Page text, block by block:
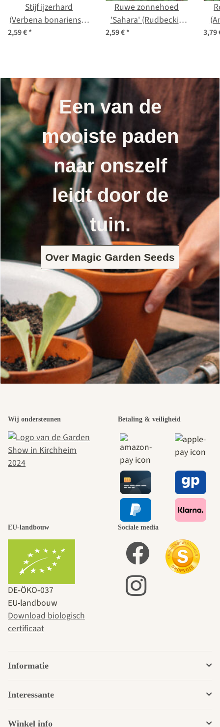
Stijf ijzerhard
(Verbena bonariensis)
2,59 €*
Ruwe zonnehoed
'Sahara' (Rudbeckia
hirta) zaad
2,59 €* 3,79
Een van de
mooiste paden
naar onszelf
leidt door de
tuin.
Over Magic Garden Seeds
Wij ondersteunen Betaling & veiligheid
EU-landbouw
DE‑ÖKO‑037
EU-landbouw
Download biologisch
certificaat
Sociale media
Informatie
Interessante
Winkel info